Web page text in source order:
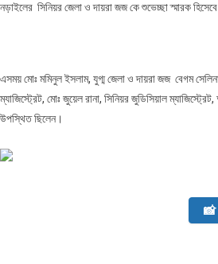
নড়াইলের সিনিয়র জেলা ও দায়রা জজ কে শুভেচ্ছা স্মারক
এসময় মোঃ মমিনুল ইসলাম, যুগ্ম জেলা ও দায়রা জজ বেগম
ম্যাজিস্ট্রেট, মোঃ জুয়েল রানা, সিনিয়র জুডিসিয়াল
উপস্থিত ছিলেন।